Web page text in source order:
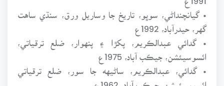
• گيانچنداڻي، سوڀو، تاريخ جا وساريل ورق، سنڌي ساهت
گهر، حيدرآباد، 1992ع
• گدائي عبدالڪريم، پکڙا ۽ پنهوار، ضلع ترقياتي،
ائسوسيئشن، جيڪب آباد، 1975ع
• گدائي، عبدالڪريم، ساڻيهه جا سور، ضلع ترقياتي
ائسوسيئيشن، جيڪب آباد، 1962ع